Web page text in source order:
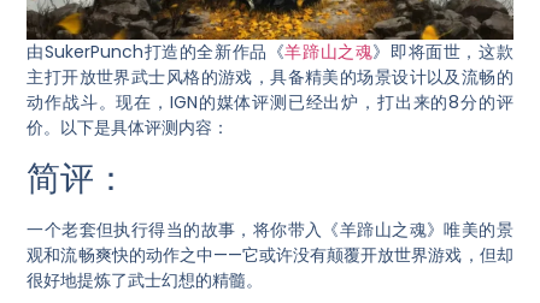
由SukerPunch打造的全新作品《羊蹄山之魂》即将面世，这款
主打开放世界武士风格的游戏，具备精美的场景设计以及流畅的
动作战斗。现在，IGN的媒体评测已经出炉，打出来的8分的评
价。以下是具体评测内容：
简评：
一个老套但执行得当的故事，将你带入《羊蹄山之魂》唯美的景
观和流畅爽快的动作之中——它或许没有颠覆开放世界游戏，但却
很好地提炼了武士幻想的精髓。